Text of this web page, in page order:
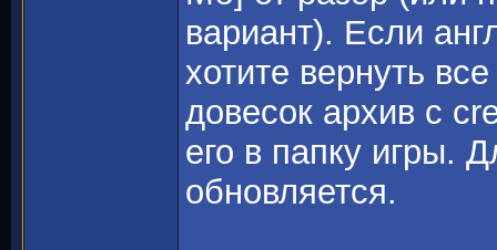
вариант). Если
хотите вернуть
довесок архив с
его в папку игры.
обновляется.